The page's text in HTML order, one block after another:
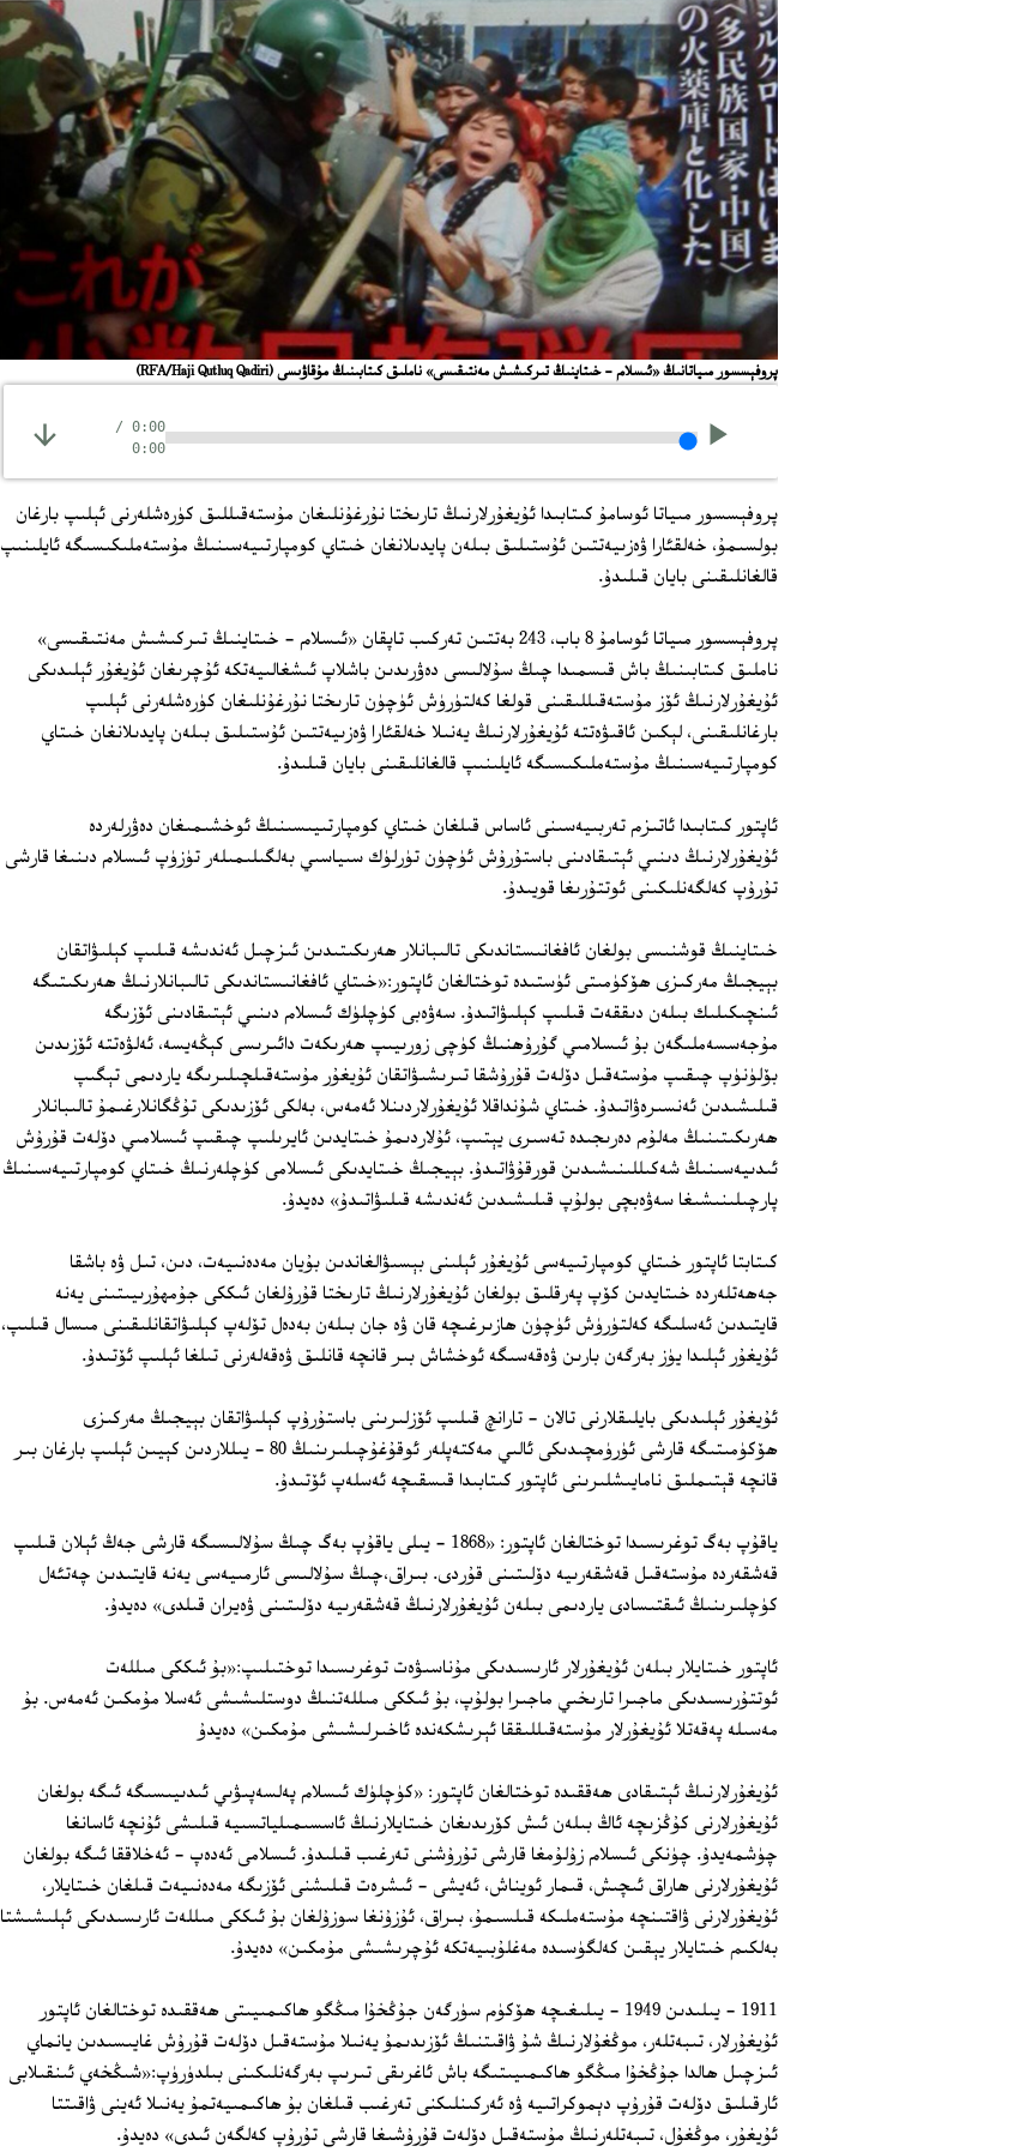
پروفېسسور مىياتانىڭ «ئىسلام - خىتاينىڭ تىركىشىش مەنتىقىسى» ناملىق كىتابىنىڭ مۇقاۋىسى(RFA/Haji Qutluq Qadiri)
0:00
/
0:00
پروفېسسور مىياتا ئوسامۇ كىتابىدا ئۇيغۇرلارنىڭ تارىختا نۇرغۇنلىغان مۇستەقىللىق كۈرەشلەرنى ئېلىپ بارغان
بولسىمۇ، خەلقئارا ۋەزىيەتتىن ئۇستىلىق بىلەن پايدىلانغان خىتاي كومپارتىيەسىنىڭ مۇستەملىكىسىگە ئايلىنىپ
قالغانلىقىنى بايان قىلىدۇ.
پروفېسسور مىياتا ئوسامۇ 8 باب، 243 بەتتىن تەركىب تاپقان «ئىسلام - خىتاينىڭ تىركىشىش مەنتىقىسى»
ناملىق كىتابىنىڭ باش قىسمىدا چىڭ سۇلالىسى دەۋرىدىن باشلاپ ئىشغالىيەتكە ئۇچرىغان ئۇيغۇر ئېلىدىكى
ئۇيغۇرلارنىڭ ئۆز مۇستەقىللىقىنى قولغا كەلتۈرۈش ئۈچۈن تارىختا نۇرغۇنلىغان كۈرەشلەرنى ئېلىپ
بارغانلىقىنى، لېكىن ئاقىۋەتتە ئۇيغۇرلارنىڭ يەنىلا خەلقئارا ۋەزىيەتتىن ئۇستىلىق بىلەن پايدىلانغان خىتاي
كومپارتىيەسىنىڭ مۇستەملىكىسىگە ئايلىنىپ قالغانلىقىنى بايان قىلىدۇ.
ئاپتور كىتابىدا ئاتىزم تەربىيەسىنى ئاساس قىلغان خىتاي كومپارتىيىسىنىڭ ئوخشىمىغان دەۋرلەردە
ئۇيغۇرلارنىڭ دىنىي ئېتىقادىنى باستۇرۇش ئۈچۈن تۈرلۈك سىياسىي بەلگىلىمىلەر تۈزۈپ ئىسلام دىنىغا قارشى
تۇرۇپ كەلگەنلىكىنى ئوتتۇرىغا قويىدۇ.
خىتاينىڭ قوشنىسى بولغان ئافغانىستاندىكى تالىبانلار ھەرىكىتىدىن ئىزچىل ئەندىشە قىلىپ كېلىۋاتقان
بېيجىڭ مەركىزى ھۆكۈمىتى ئۈستىدە توختالغان ئاپتور:«خىتاي ئافغانىستاندىكى تالىبانلارنىڭ ھەرىكىتىگە
ئىنچىكىلىك بىلەن دىققەت قىلىپ كېلىۋاتىدۇ. سەۋەبى كۈچلۈك ئىسلام دىنىي ئېتىقادىنى ئۆزىگە
مۇجەسسەملىگەن بۇ ئىسلامىي گۇرۇھنىڭ كۈچى زورىيىپ ھەرىكەت دائىرىسى كېڭەيسە، ئەلۋەتتە ئۆزىدىن
بۆلۈنۈپ چىقىپ مۇستەقىل دۆلەت قۇرۇشقا تىرىشىۋاتقان ئۇيغۇر مۇستەقىلچىلىرىگە ياردىمى تېگىپ
قىلىشىدىن ئەنسىرەۋاتىدۇ. خىتاي شۇنداقلا ئۇيغۇرلاردىنلا ئەمەس، بەلكى ئۆزىدىكى تۇڭگانلارغىمۇ تالىبانلار
ھەرىكىتىنىڭ مەلۇم دەرىجىدە تەسىرى يېتىپ، ئۇلاردىمۇ خىتايدىن ئايرىلىپ چىقىپ ئىسلامىي دۆلەت قۇرۇش
ئىدىيەسىنىڭ شەكىللىنىشىدىن قورقۇۋاتىدۇ. بېيجىڭ خىتايدىكى ئىسلامى كۈچلەرنىڭ خىتاي كومپارتىيەسىنىڭ
پارچىلىنىشىغا سەۋەبچى بولۇپ قىلىشىدىن ئەندىشە قىلىۋاتىدۇ» دەيدۇ.
كىتابتا ئاپتور خىتاي كومپارتىيەسى ئۇيغۇر ئېلىنى بېسىۋالغاندىن بۇيان مەدەنىيەت، دىن، تىل ۋە باشقا
جەھەتلەردە خىتايدىن كۆپ پەرقلىق بولغان ئۇيغۇرلارنىڭ تارىختا قۇرۇلغان ئىككى جۇمھۇرىيىتىنى يەنە
قايتىدىن ئەسلىگە كەلتۈرۈش ئۈچۈن ھازىرغىچە قان ۋە جان بىلەن بەدەل تۆلەپ كېلىۋاتقانلىقىنى مىسال قىلىپ،
ئۇيغۇر ئېلىدا يۈز بەرگەن بارىن ۋەقەسىگە ئوخشاش بىر قانچە قانلىق ۋەقەلەرنى تىلغا ئېلىپ ئۆتىدۇ.
ئۇيغۇر ئېلىدىكى بايلىقلارنى تالان - تارانچ قىلىپ ئۆزلىرىنى باستۇرۇپ كېلىۋاتقان بېيجىڭ مەركىزى
ھۆكۈمىتىگە قارشى ئۈرۈمچىدىكى ئالىي مەكتەپلەر ئوقۇغۇچىلىرىنىڭ 80 - يىللاردىن كېيىن ئېلىپ بارغان بىر
قانچە قېتىملىق نامايىشلىرىنى ئاپتور كىتابىدا قىسقىچە ئەسلەپ ئۆتىدۇ.
ياقۇپ بەگ توغرىسىدا توختالغان ئاپتور: «1868 - يىلى ياقۇپ بەگ چىڭ سۇلالىسىگە قارشى جەڭ ئېلان قىلىپ
قەشقەردە مۇستەقىل قەشقەرىيە دۆلىتىنى قۇردى. بىراق،چىڭ سۇلالىسى ئارمىيەسى يەنە قايتىدىن چەتئەل
كۈچلىرىنىڭ ئىقتىسادى ياردىمى بىلەن ئۇيغۇرلارنىڭ قەشقەرىيە دۆلىتىنى ۋەيران قىلدى» دەيدۇ.
ئاپتور خىتايلار بىلەن ئۇيغۇرلار ئارىسىدىكى مۇناسىۋەت توغرىسىدا توختىلىپ:«بۇ ئىككى مىللەت
ئوتتۇرىسىدىكى ماجىرا تارىخىي ماجىرا بولۇپ، بۇ ئىككى مىللەتنىڭ دوستلىشىشى ئەسلا مۇمكىن ئەمەس. بۇ
مەسىلە پەقەتلا ئۇيغۇرلار مۇستەقىللىققا ئېرىشكەندە ئاخىرلىشىشى مۇمكىن» دەيدۇ
ئۇيغۇرلارنىڭ ئېتىقادى ھەققىدە توختالغان ئاپتور: «كۈچلۈك ئىسلام پەلسەپىۋىي ئىدىيىسىگە ئىگە بولغان
ئۇيغۇرلارنى كۇڭزىچە ئاڭ بىلەن ئىش كۆرىدىغان خىتايلارنىڭ ئاسسىمىلياتسىيە قىلىشى ئۇنچە ئاسانغا
چۈشمەيدۇ. چۈنكى ئىسلام زۇلۇمغا قارشى تۇرۇشنى تەرغىب قىلىدۇ. ئىسلامى ئەدەپ - ئەخلاققا ئىگە بولغان
ئۇيغۇرلارنى ھاراق ئىچىش، قىمار ئويناش، ئەيشى - ئىشرەت قىلىشنى ئۆزىگە مەدەنىيەت قىلغان خىتايلار،
ئۇيغۇرلارنى ۋاقتىنچە مۇستەملىكە قىلسىمۇ، بىراق، ئۇزۇنغا سوزۇلغان بۇ ئىككى مىللەت ئارىسىدىكى ئېلىشىشتا
بەلكىم خىتايلار يېقىن كەلگۈسىدە مەغلۇبىيەتكە ئۇچرىشىشى مۇمكىن» دەيدۇ.
1911 - يىلىدىن 1949 - يىلىغىچە ھۆكۈم سۈرگەن جۇڭخۇا مىڭگو ھاكىمىيىتى ھەققىدە توختالغان ئاپتور
ئۇيغۇرلار، تىبەتلەر، موڭغۇلارنىڭ شۇ ۋاقىتنىڭ ئۆزىدىمۇ يەنىلا مۇستەقىل دۆلەت قۇرۇش غايىسىدىن يانماي
ئىزچىل ھالدا جۇڭخۇا مىڭگو ھاكىمىيىتىگە باش ئاغرىقى تىرىپ بەرگەنلىكىنى بىلدۈرۈپ:«شىڭخەي ئىنقىلابى
ئارقىلىق دۆلەت قۇرۇپ دېموكراتىيە ۋە ئەركىنلىكنى تەرغىب قىلغان بۇ ھاكىمىيەتمۇ يەنىلا ئەينى ۋاقىتتا
ئۇيغۇر، موڭغۇل، تىبەتلەرنىڭ مۇستەقىل دۆلەت قۇرۇشىغا قارشى تۇرۇپ كەلگەن ئىدى» دەيدۇ.